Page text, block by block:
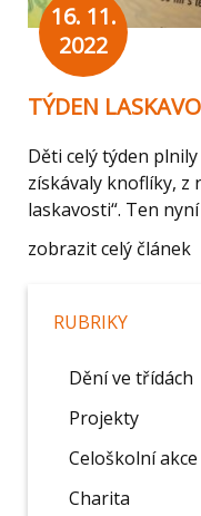
16. 11.
2022
TÝDEN
Děti celý týden plnily
získávaly knoflíky, z
laskavosti“. Ten
zobrazit celý článek
RUBRIKY
Dění ve třídách
Projekty
Celoškolní akce
Charita